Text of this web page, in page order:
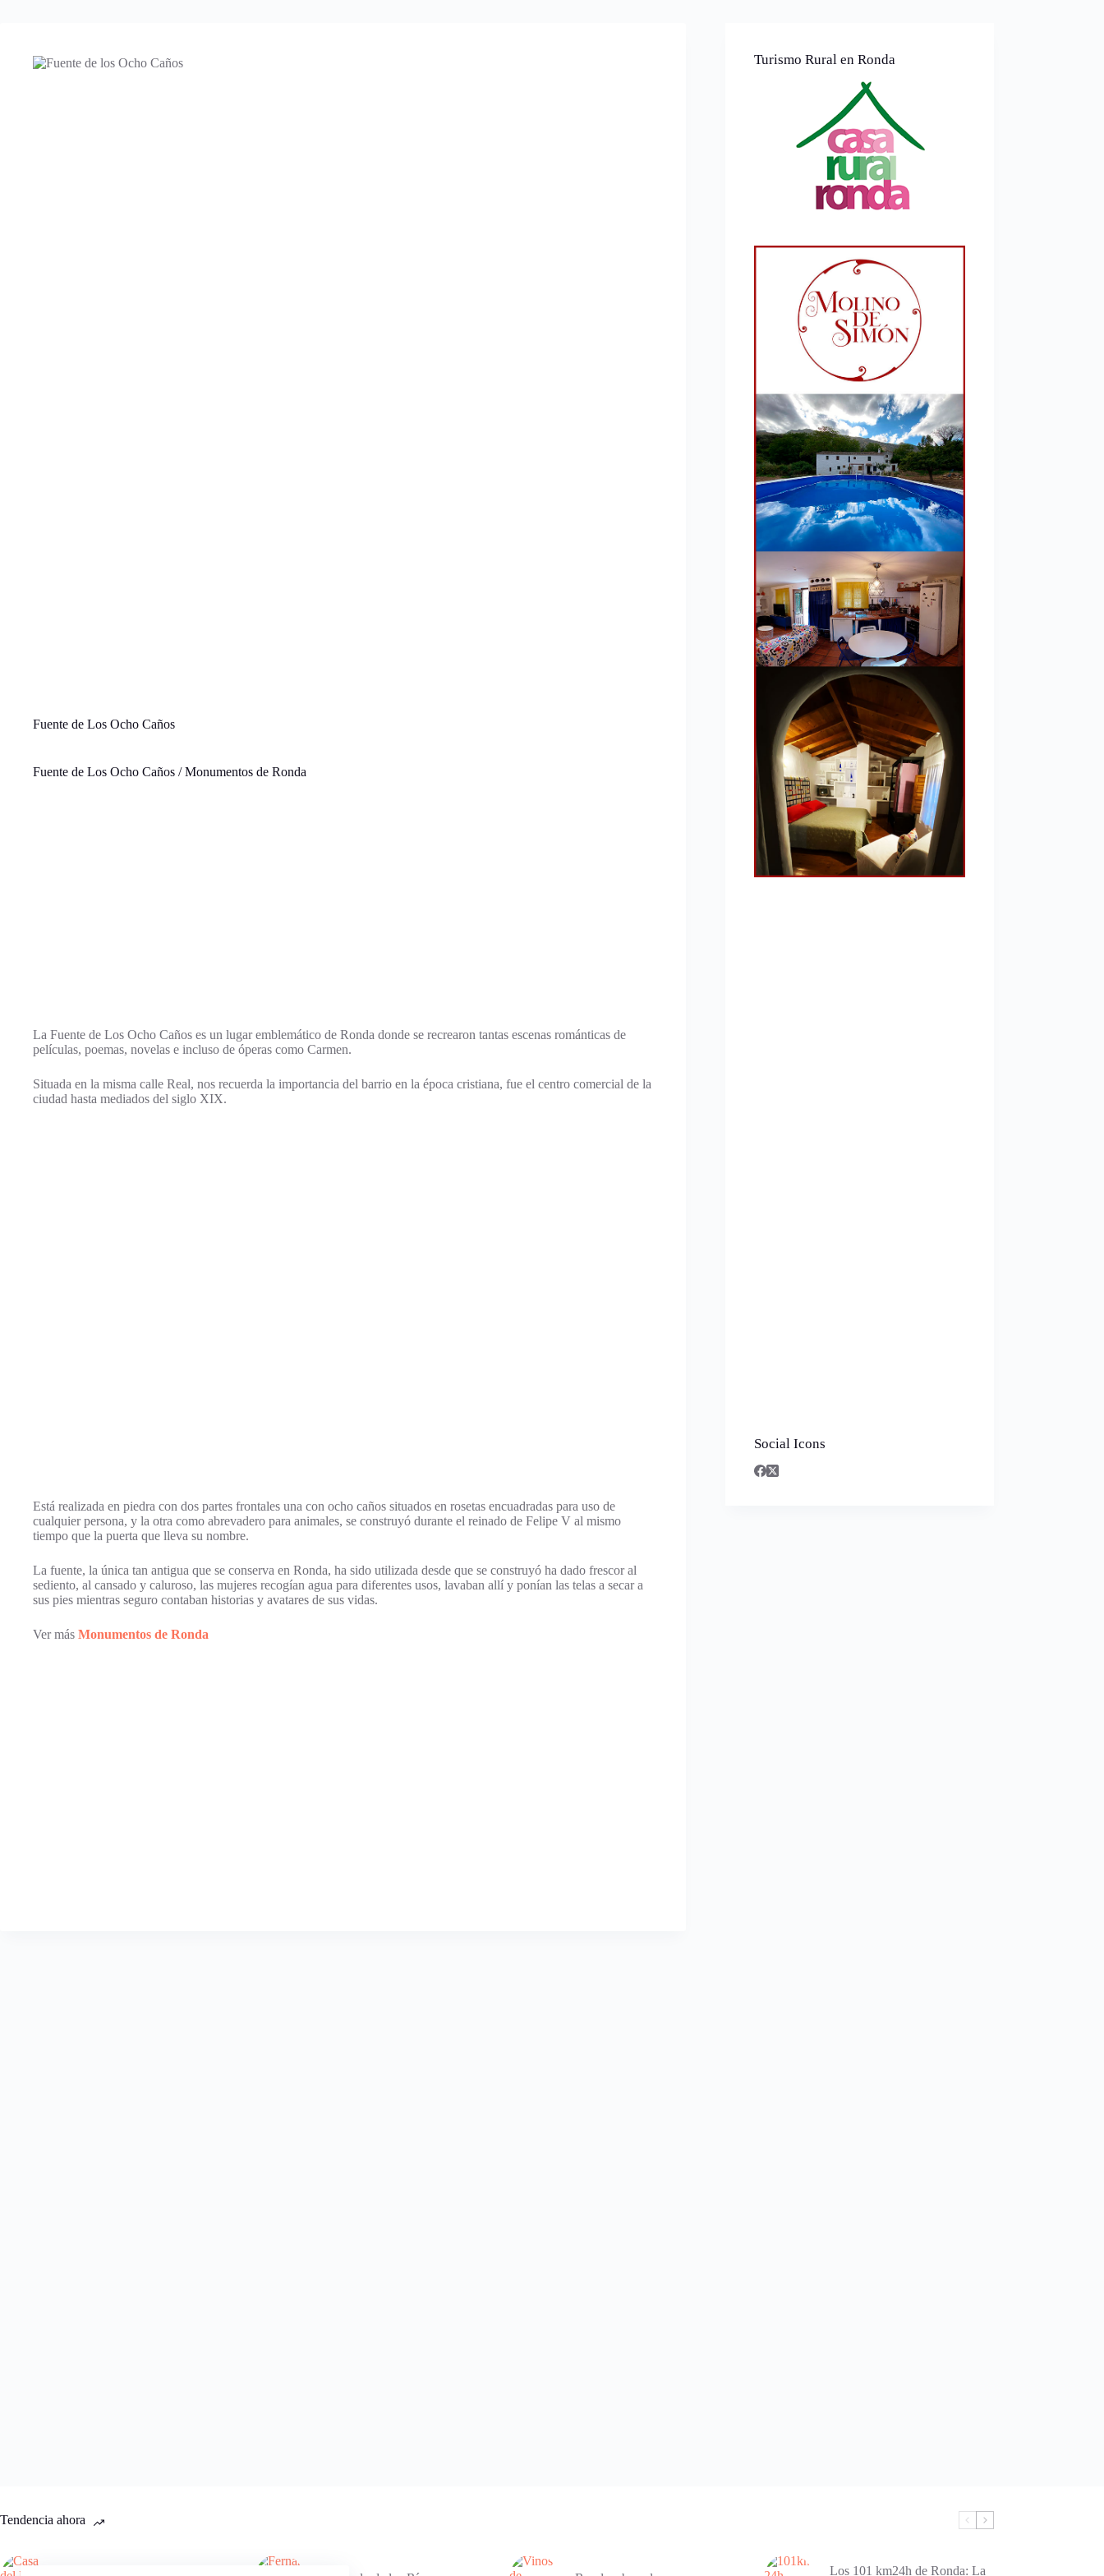
Fuente de Los Ocho Caños
Fuente de Los Ocho Caños / Monumentos de Ronda
La Fuente de Los Ocho Caños es un lugar emblemático de Ronda donde se recrearon tantas escenas románticas de
películas, poemas, novelas e incluso de óperas como Carmen.
Situada en la misma calle Real, nos recuerda la importancia del barrio en la época cristiana, fue el centro comercial de la
ciudad hasta mediados del siglo XIX.
Está realizada en piedra con dos partes frontales una con ocho caños situados en rosetas encuadradas para uso de
cualquier persona, y la otra como abrevadero para animales, se construyó durante el reinado de Felipe V al mismo
tiempo que la puerta que lleva su nombre.
La fuente, la única tan antigua que se conserva en Ronda, ha sido utilizada desde que se construyó ha dado frescor al
sediento, al cansado y caluroso, las mujeres recogían agua para diferentes usos, lavaban allí y ponían las telas a secar a
sus pies mientras seguro contaban historias y avatares de sus vidas.
Ver más Monumentos de Ronda
Turismo Rural en Ronda
Social Icons
Tendencia ahora
Los 101 km24h de Ronda: La